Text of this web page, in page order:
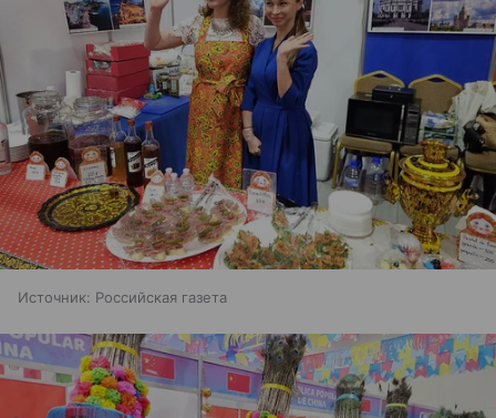
Источник: Российская газета